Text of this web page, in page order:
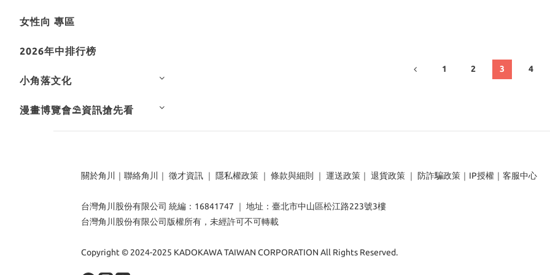
女性向 專區
2026年中排行榜
小角落文化
漫畫博覽會⛱️資訊搶先看
1 2 3 4
關於角川 ｜ 聯絡角川 ｜ 徵才資訊 ｜ 隱私權政策 ｜ 條款與細則 ｜ 運送政策 ｜ 退貨政策 ｜ 防詐騙政策 ｜ IP授權 ｜ 客服中心
台灣角川股份有限公司 統編：16841747 ｜ 地址：臺北市中山區松江路223號3樓
台灣角川股份有限公司版權所有，未經許可不可轉載
Copyright © 2024-2025 KADOKAWA TAIWAN CORPORATION All Rights Reserved.